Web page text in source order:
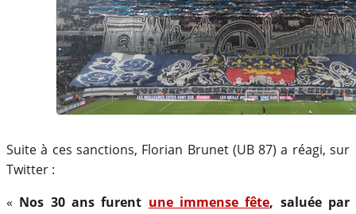
Suite à ces sanctions, Florian Brunet (UB 87) a réagi, sur
Twitter :
« Nos 30 ans furent une immense fête, saluée par